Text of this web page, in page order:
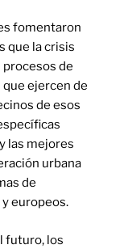
fomentaron
que la crisis
de
ejercen de
de esos
las mejores
urbana
de
europeos.
futuro, los